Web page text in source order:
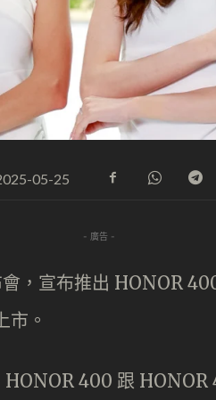
05-25
- 廣告 -
，宣布推出 HONOR
市。
400 跟 HONOR